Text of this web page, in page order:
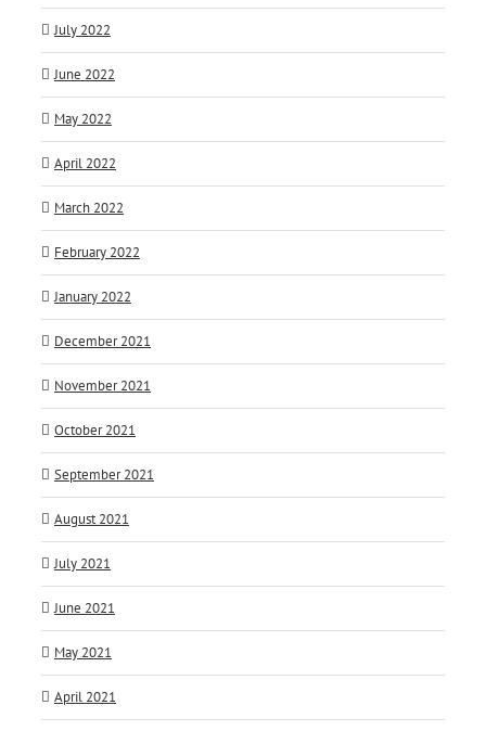
July 2022
June 2022
May 2022
April 2022
March 2022
February 2022
January 2022
December 2021
November 2021
October 2021
September 2021
August 2021
July 2021
June 2021
May 2021
April 2021